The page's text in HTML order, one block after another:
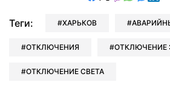
Теги: ХАРЬКОВ
ОТКЛЮЧЕНИЯ ОТКЛЮЧЕНИЕ
ОТКЛЮЧЕНИЕ СВЕТА